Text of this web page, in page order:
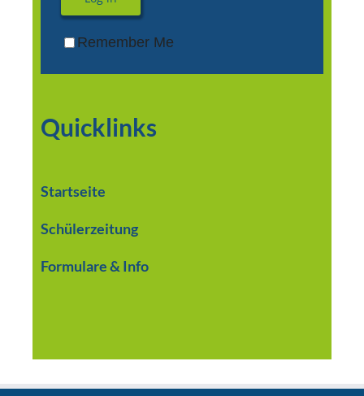
Remember Me
Quicklinks
Startseite
Schülerzeitung
Formulare & Info